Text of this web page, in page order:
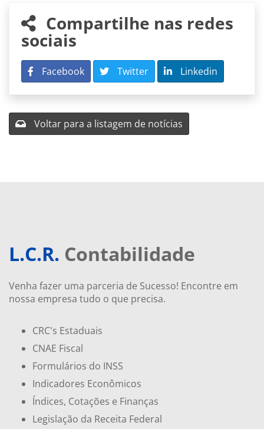
Compartilhe nas redes
sociais
Facebook Twitter Linkedin
Voltar para a listagem de notícias
L.C.R. Contabilidade
Venha fazer uma parceria de Sucesso! Encontre em
nossa empresa tudo o que precisa.
CRC's Estaduais
CNAE Fiscal
Formulários do INSS
Indicadores Econômicos
Índices, Cotações e Finanças
Legislação da Receita Federal